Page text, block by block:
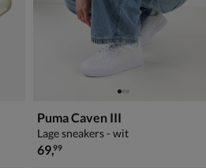
Puma Caven III
Lage sneakers - wit
€ 69,99
69,99